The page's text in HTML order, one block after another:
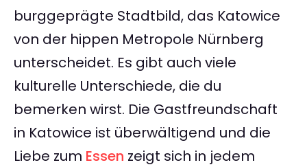
burggeprägte Stadtbild, das Katowice
von der hippen Metropole Nürnberg
unterscheidet. Es gibt auch viele
kulturelle Unterschiede, die du
bemerken wirst. Die Gastfreundschaft
in Katowice ist überwältigend und die
Liebe zum Essen zeigt sich in jedem